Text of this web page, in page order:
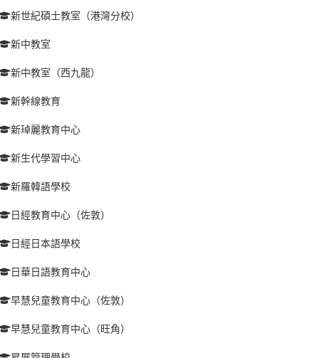
新世紀碩士教室（港灣分校）
新中教室
新中教室（西九龍）
新幹線教育
新琸麗教育中心
新生代學習中心
新羅韓語學校
日經教育中心（佐敦）
日經日本語學校
日華日語教育中心
早慧兒童教育中心（佐敦）
早慧兒童教育中心（旺角）